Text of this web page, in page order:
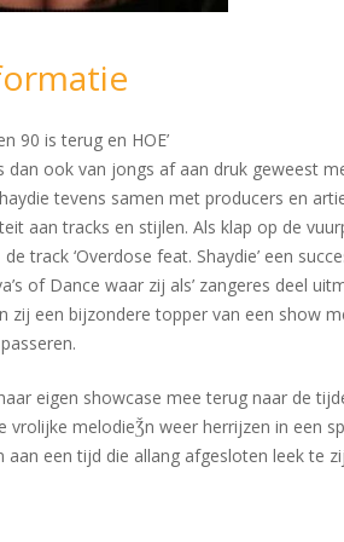
90 is terug en HOE’
ook van jongs af aan druk geweest
tevens samen met producers en
aan tracks en stijlen. Als klap op de
track ‘Overdose feat. Shaydie’ een
of Dance waar zij als’ zangeres deel
zij een bijzondere topper van een
eigen showcase mee terug naar de
melodieǮn weer herrijzen in een
een tijd die allang afgesloten leek te